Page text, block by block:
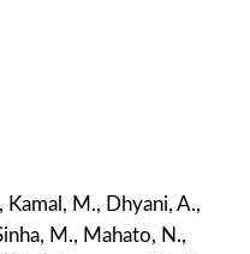
Kamal, M., Dhyani, A.,
M., Mahato, N.,